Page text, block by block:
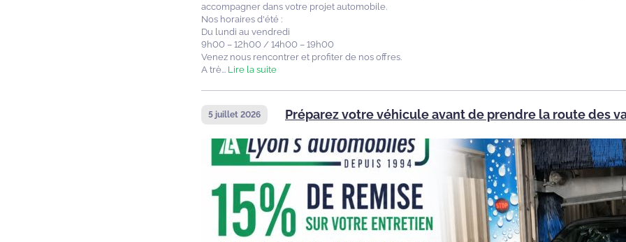
accompagner dans votre projet automobile.
Nos horaires d'été :
Du lundi au vendredi
9h00 – 12h00 / 14h00 – 19h00
Venez nous rencontrer et profiter de nos offres.
A trè... Lire la suite
5 juillet 2026 Préparez votre véhicule avant de prendre la route des